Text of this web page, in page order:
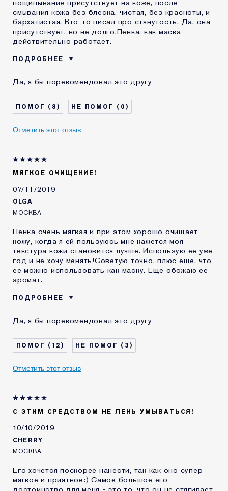
пощипывание присутствует на коже, после
смывания кожа без блеска, чистая, без красноты, и
бархатистая. Кто-то писал про стянутость. Да, она
присутствует, но не долго.Пенка, как маска
действительно работает.
ПОДРОБНЕЕ
Тип кожи
Нормальная / комбинированная
Проблема кожи
Лифтинг / Подтяжка
КАК ДАВНО ВЫ
КОМЕТИКОЙ ESTEE
5-10 лет
Я получал(-а)
миниатюру этого
продукта
Да, я бы порекомендовал это другу
8 0
Отметить этот отзыв
МЯГКОЕ ОЧИЩЕНИЕ!
07/11/2019
OLGA
МОСКВА
Пенка очень мягкая и при этом хорошо очищает
кожу, когда я ей пользуюсь мне кажется моя
текстура кожи становится лучше. Использую ее уже
год и не хочу менять!Советую точно, плюс ещё, что
ее можно использовать как маску. Ещё обожаю ее
аромат.
ПОДРОБНЕЕ
Тип кожи
Нормальная / комбинированная
Проблема кожи
Другая
КАК ДАВНО ВЫ
КОМЕТИКОЙ ESTEE
2-5 лет
Я получал(-а)
миниатюру этого
продукта
Да, я бы порекомендовал это другу
12 3
Отметить этот отзыв
С ЭТИМ СРЕДСТВОМ НЕ ЛЕНЬ УМЫВАТЬСЯ!
10/10/2019
CHERRY
МОСКВА
Его хочется поскорее нанести, так как оно супер
мягкое и приятное:) Самое большое его